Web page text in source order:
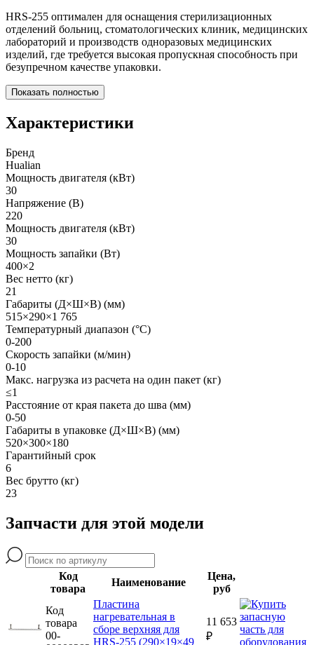
HRS-255 оптимален для оснащения стерилизационных
отделений больниц, стоматологических клиник, медицинских
лабораторий и производств одноразовых медицинских
изделий, где требуется высокая пропускная способность при
безупречном качестве упаковки.
Показать полностью
Характеристики
Бренд
Hualian
Мощность двигателя (кВт)
30
Напряжение (В)
220
Мощность двигателя (кВт)
30
Мощность запайки (Вт)
400×2
Вес нетто (кг)
21
Габариты (Д×Ш×В) (мм)
515×290×1 765
Температурный диапазон (°С)
0-200
Скорость запайки (м/мин)
0-10
Макс. нагрузка из расчета на один пакет (кг)
≤1
Расстояние от края пакета до шва (мм)
0-50
Габариты в упаковке (Д×Ш×В) (мм)
520×300×180
Гарантийный срок
6
Вес брутто (кг)
23
Запчасти для этой модели
Код
товара
Наименование
Цена,
руб
Код
товара
00-
Пластина
нагревательная в
сборе верхняя для
HRS-255 (290×19×49
11 653
₽